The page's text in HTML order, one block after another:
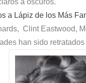
a Lápiz de los Más
Clint Eastwood,
han sido